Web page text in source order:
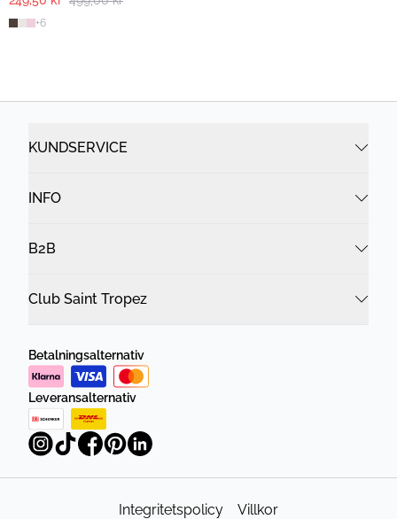
+6
KUNDSERVICE
INFO
B2B
Club Saint Tropez
Betalningsalternativ
Leveransalternativ
Integritetspolicy Villkor